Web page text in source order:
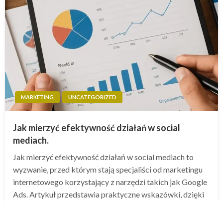
MARKETING UNCATEGORIZED
Jak mierzyć efektywność działań w social
mediach.
Jak mierzyć efektywność działań w social mediach to
wyzwanie, przed którym stają specjaliści od marketingu
internetowego korzystający z narzędzi takich jak Google
Ads. Artykuł przedstawia praktyczne wskazówki, dzięki